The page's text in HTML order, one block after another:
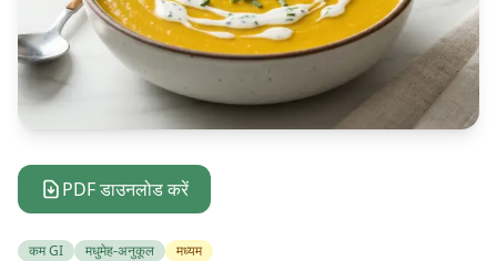
PDF डाउनलोड करें
कम GI मधुमेह-अनुकूल मध्यम